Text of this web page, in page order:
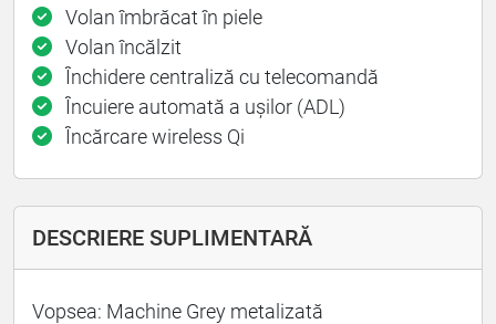
Volan îmbrăcat în piele
Volan încălzit
Închidere centraliză cu telecomandă
Încuiere automată a ușilor (ADL)
Încărcare wireless Qi
DESCRIERE SUPLIMENTARĂ
Vopsea: Machine Grey metalizată